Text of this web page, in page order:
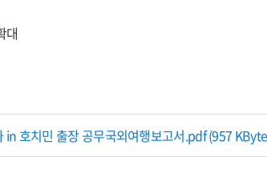
대
호치민 출장 공무국외여행보고서.pdf (957